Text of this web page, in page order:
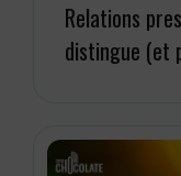
Relations
distingue (et